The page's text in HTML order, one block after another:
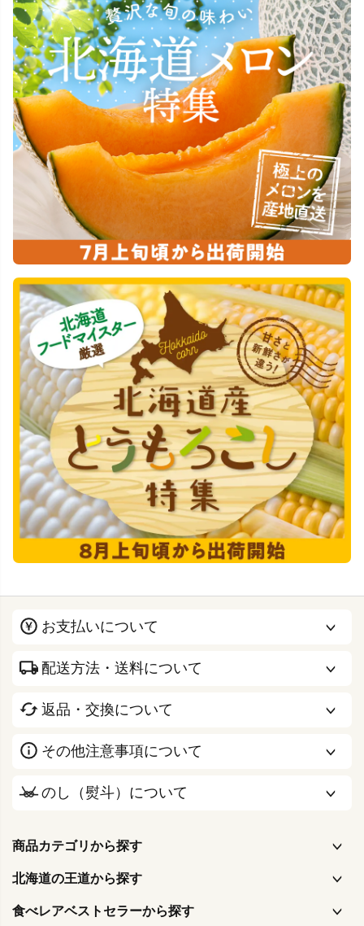
お支払いについて
配送方法・送料について
返品・交換について
その他注意事項について
のし（熨斗）について
商品カテゴリから探す
北海道の王道から探す
食べレアベストセラーから探す